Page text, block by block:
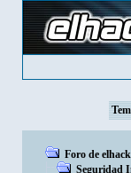
Foro de
Seguridad